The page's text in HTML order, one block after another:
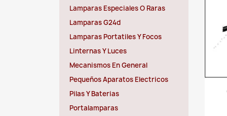
Lamparas Especiales O Raras
Lamparas G24d
Lamparas Portatiles Y Focos
Linternas Y Luces
Mecanismos En General
Pequeños Aparatos Electricos
Pilas Y Baterias
Portalamparas